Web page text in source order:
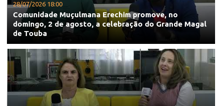
28/07/2026 18:00
Comunidade Muçulmana Erechim promove, no
domingo, 2 de agosto, a celebração do Grande Magal
de Touba